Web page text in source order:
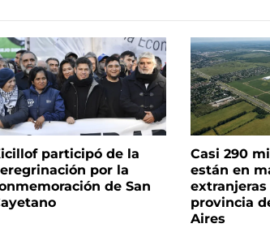
participó de la
por la
de San
Casi 290
están en
extranjeras
provincia
Aires